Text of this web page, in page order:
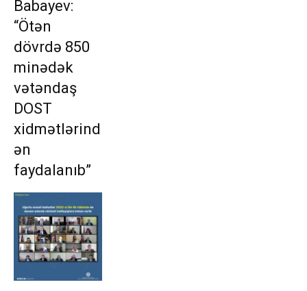
Babayev:
“Ötən
dövrdə 850
minədək
vətəndaş
DOST
xidmətlərind
ən
faydalanıb”